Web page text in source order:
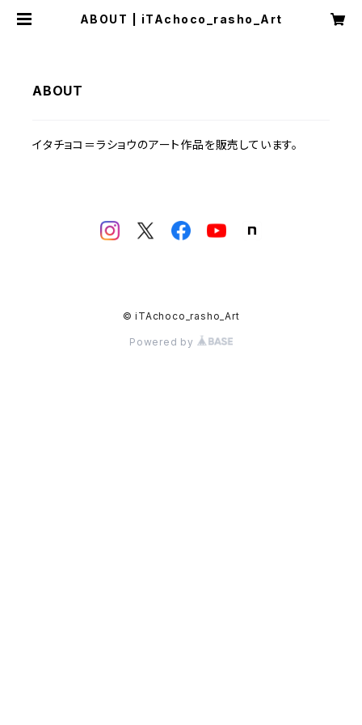
ABOUT | iTAchoco_rasho_Art
ABOUT
イタチョコ＝ラショウのアート作品を販売しています。
© iTAchoco_rasho_Art
Powered by